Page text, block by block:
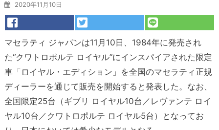
2020年11月10日
マセラティ ジャパンは11月10日、1984年に発売され
た“クワトロポルテ ロイヤル”にインスパイアされた限定
車「ロイヤル・エディション」を全国のマセラティ正規
ディーラーを通じて販売を開始すると発表した。なお、
全国限定25台（ギブリ ロイヤル10台／レヴァンテ ロイ
ヤル10台／クワトロポルテ ロイヤル5台）となってお